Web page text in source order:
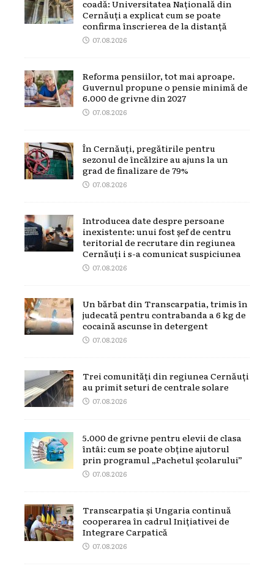
coadă: Universitatea Națională din
Cernăuți a explicat cum se poate
confirma înscrierea de la distanță
07.08.2026
Reforma pensiilor, tot mai aproape.
Guvernul propune o pensie minimă de
6.000 de grivne din 2027
07.08.2026
În Cernăuți, pregătirile pentru
sezonul de încălzire au ajuns la un
grad de finalizare de 79%
07.08.2026
Introducea date despre persoane
inexistente: unui fost șef de centru
teritorial de recrutare din regiunea
Cernăuți i s-a comunicat suspiciunea
07.08.2026
Un bărbat din Transcarpatia, trimis în
judecată pentru contrabanda a 6 kg de
cocaină ascunse în detergent
07.08.2026
Trei comunități din regiunea Cernăuți
au primit seturi de centrale solare
07.08.2026
5.000 de grivne pentru elevii de clasa
întâi: cum se poate obține ajutorul
prin programul „Pachetul școlarului”
07.08.2026
Transcarpatia și Ungaria continuă
cooperarea în cadrul Inițiativei de
Integrare Carpatică
07.08.2026